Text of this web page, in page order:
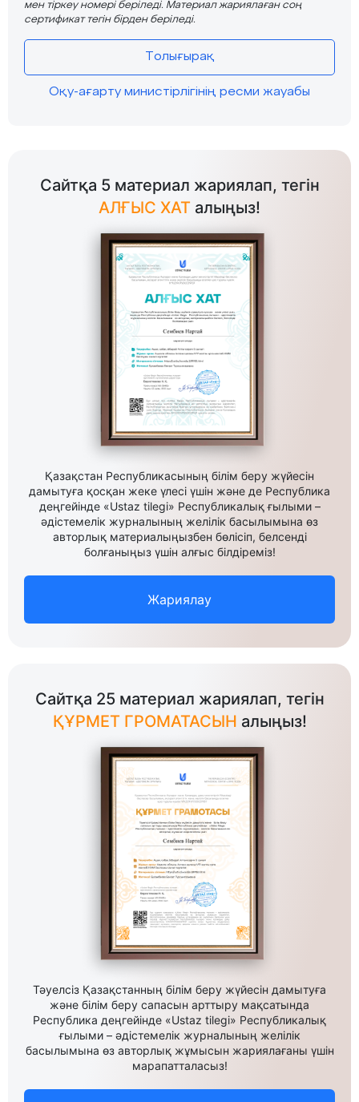
мен тіркеу номері беріледі. Материал жариялаған соң
сертификат тегін бірден беріледі.
Толығырақ
Оқу-ағарту министірлігінің ресми жауабы
Сайтқа 5 материал жариялап, тегін
АЛҒЫС ХАТ алыңыз!
Қазақстан Республикасының білім беру жүйесін
дамытуға қосқан жеке үлесі үшін және де Республика
деңгейінде «Ustaz tilegi» Республикалық ғылыми –
әдістемелік журналының желілік басылымына өз
авторлық материалыңызбен бөлісіп, белсенді
болғаныңыз үшін алғыс білдіреміз!
Жариялау
Сайтқа 25 материал жариялап, тегін
ҚҰРМЕТ ГРОМАТАСЫН алыңыз!
Тәуелсіз Қазақстанның білім беру жүйесін дамытуға
және білім беру сапасын арттыру мақсатында
Республика деңгейінде «Ustaz tilegi» Республикалық
ғылыми – әдістемелік журналының желілік
басылымына өз авторлық жұмысын жариялағаны үшін
марапатталасыз!